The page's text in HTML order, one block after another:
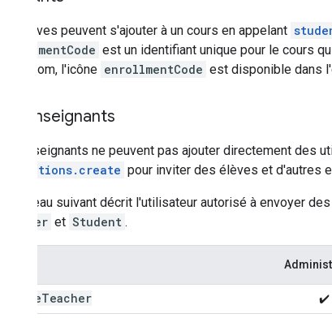
Les élèves peuvent s'ajouter à un cours en appelant
enrollmentCode est un identifiant unique pour le cours
Classroom, l'icône enrollmentCode est disponible dans
Les enseignants
Les enseignants ne peuvent pas ajouter directement des
invitations.create pour inviter des élèves et d'autres
Le tableau suivant décrit l'utilisateur autorisé à envoyer
Teacher et Student .
CreateTeacher ✔️